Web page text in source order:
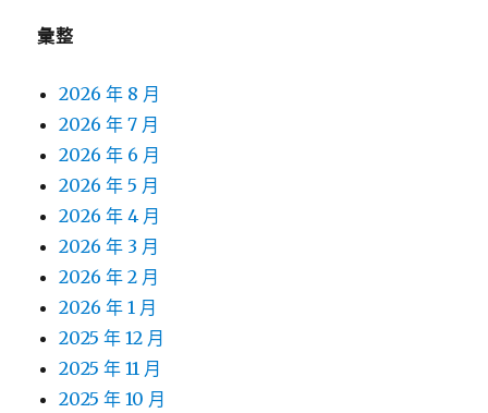
彙整
2026 年 8 月
2026 年 7 月
2026 年 6 月
2026 年 5 月
2026 年 4 月
2026 年 3 月
2026 年 2 月
2026 年 1 月
2025 年 12 月
2025 年 11 月
2025 年 10 月